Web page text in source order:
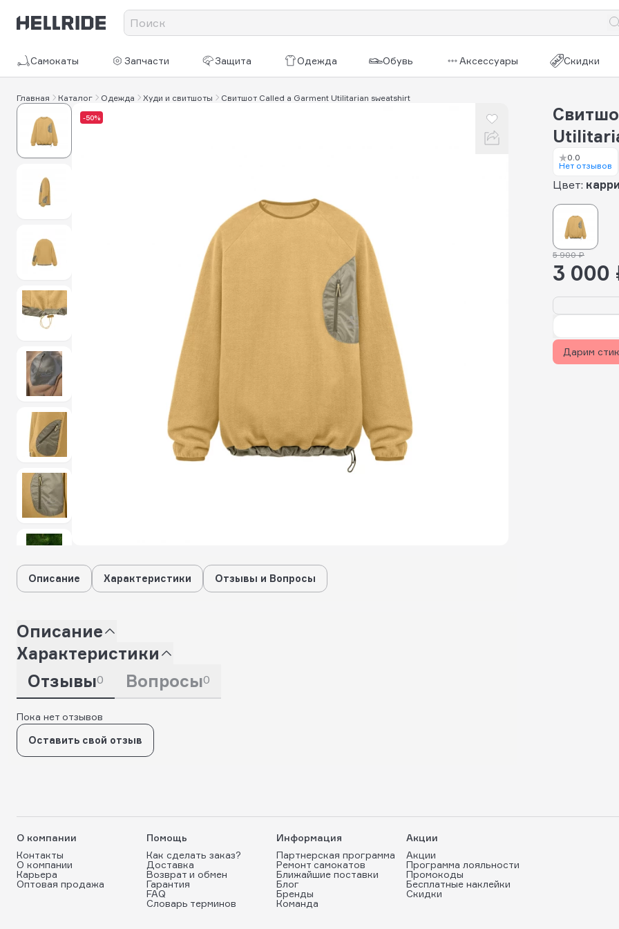
Самокаты Запчасти Защита Одежда Обувь Аксессуары Скидки
Главная Каталог Одежда Худи и свитшоты Свитшот Called a Garment Utilitarian sweatshirt
-50%
0.0
Нет отзывов
Цвет: карри
5 900 ₽
3 000
Дарим
Описание Характеристики Отзывы и Вопросы
Описание
Характеристики
Отзывы0 Вопросы0
Пока нет отзывов
Оставить свой отзыв
О компании
Контакты
О компании
Карьера
Оптовая продажа
Помощь
Как сделать заказ?
Доставка
Возврат и обмен
Гарантия
FAQ
Словарь терминов
Информация
Партнерская программа
Ремонт самокатов
Ближайшие поставки
Блог
Бренды
Команда
Акции
Акции
Программа лояльности
Промокоды
Бесплатные наклейки
Скидки